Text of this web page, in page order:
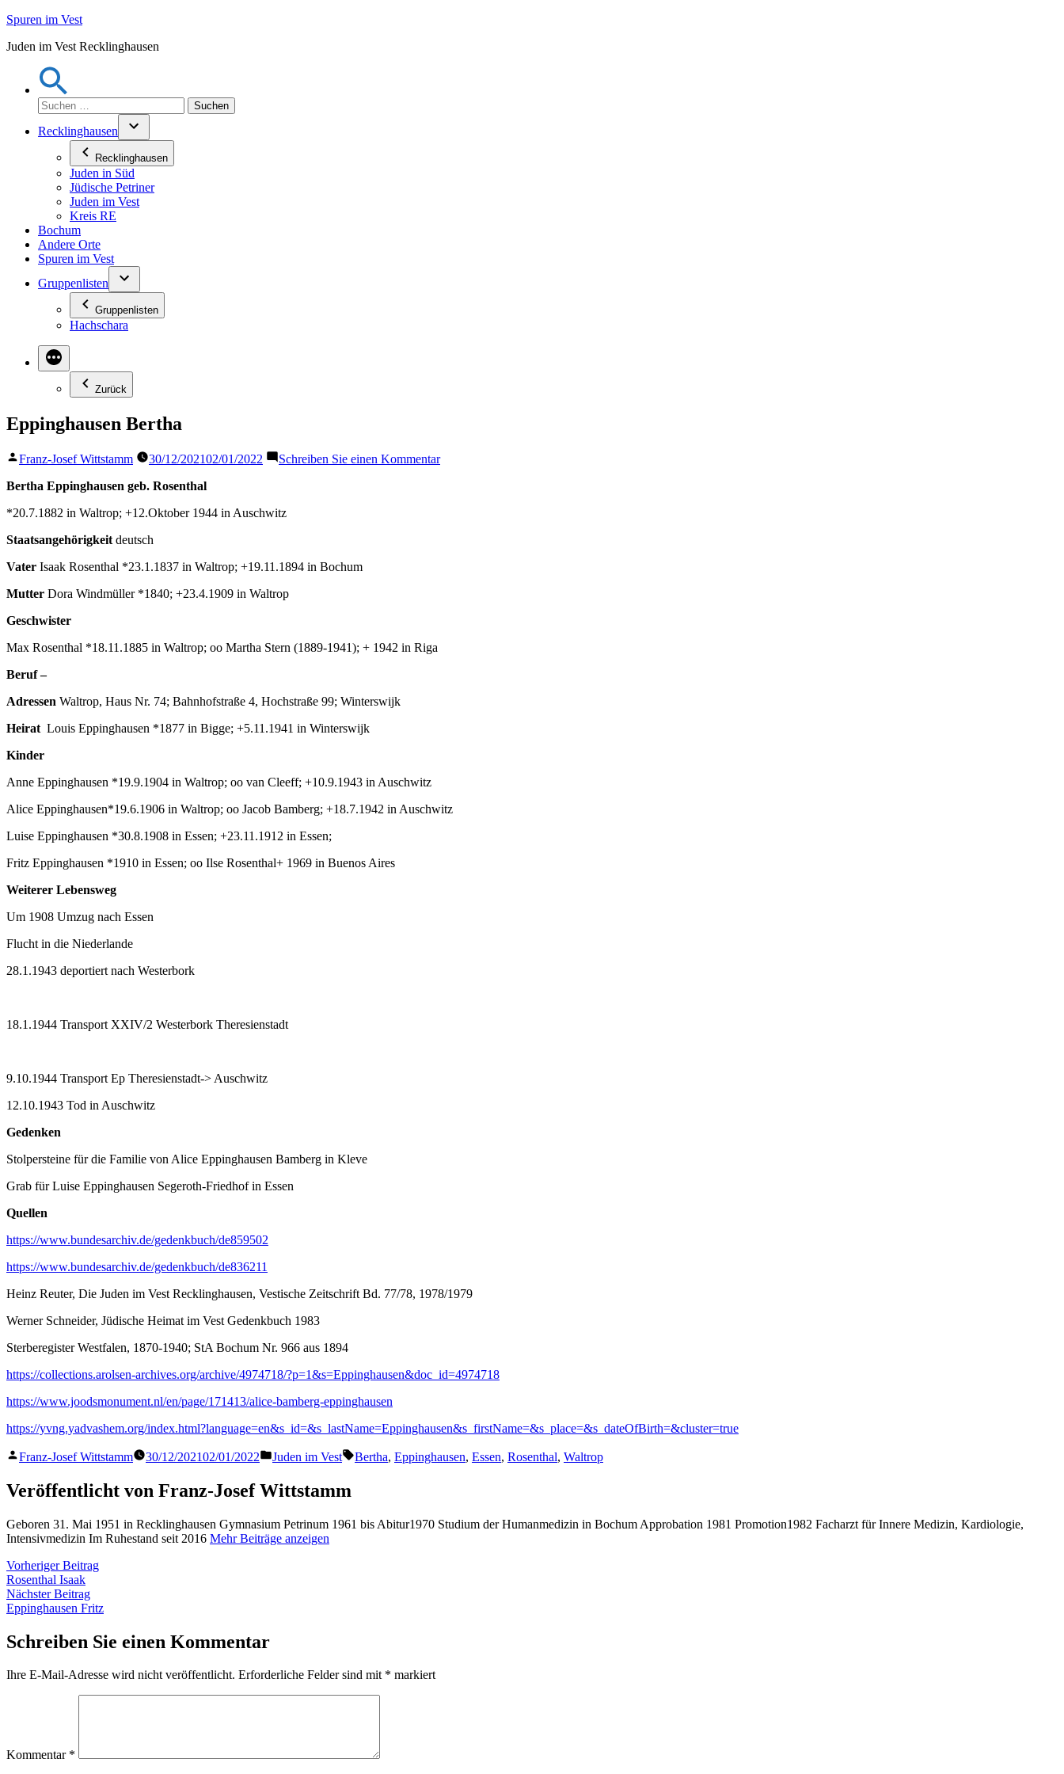
Zum
springen
Spuren im Vest
Juden im Vest Recklinghausen
Suchen
nach:
Recklinghausen
Recklinghausen
Juden in Süd
Jüdische Petriner
Juden im Vest
Kreis RE
Bochum
Andere Orte
Spuren im Vest
Gruppenlisten
Gruppenlisten
Hachschara
Zurück
Eppinghausen Bertha
Veröffentlicht
Franz-Josef Wittstamm 30/12/202102/01/2022 Schreiben Sie einen Kommentarzu
Bertha Eppinghausen geb. Rosenthal
*20.7.1882 in Waltrop; +12.Oktober 1944 in Auschwitz
Staatsangehörigkeit deutsch
Vater Isaak Rosenthal *23.1.1837 in Waltrop; +19.11.1894 in Bochum
Mutter Dora Windmüller *1840; +23.4.1909 in Waltrop
Geschwister
Max Rosenthal *18.11.1885 in Waltrop; oo Martha Stern (1889-1941); + 1942 in Riga
Beruf –
Adressen Waltrop, Haus Nr. 74; Bahnhofstraße 4, Hochstraße 99; Winterswijk
Heirat Louis Eppinghausen *1877 in Bigge; +5.11.1941 in Winterswijk
Kinder
Anne Eppinghausen *19.9.1904 in Waltrop; oo van Cleeff; +10.9.1943 in Auschwitz
Alice Eppinghausen*19.6.1906 in Waltrop; oo Jacob Bamberg; +18.7.1942 in Auschwitz
Luise Eppinghausen *30.8.1908 in Essen; +23.11.1912 in Essen;
Fritz Eppinghausen *1910 in Essen; oo Ilse Rosenthal+ 1969 in Buenos Aires
Weiterer Lebensweg
Um 1908 Umzug nach Essen
Flucht in die Niederlande
28.1.1943 deportiert nach Westerbork
18.1.1944 Transport XXIV/2 Westerbork Theresienstadt
9.10.1944 Transport Ep Theresienstadt-> Auschwitz
12.10.1943 Tod in Auschwitz
Gedenken
Stolpersteine für die Familie von Alice Eppinghausen Bamberg in Kleve
Grab für Luise Eppinghausen Segeroth-Friedhof in Essen
Quellen
https://www.bundesarchiv.de/gedenkbuch/de859502
https://www.bundesarchiv.de/gedenkbuch/de836211
Heinz Reuter, Die Juden im Vest Recklinghausen, Vestische Zeitschrift Bd. 77/78, 1978/1979
Werner Schneider, Jüdische Heimat im Vest Gedenkbuch 1983
Sterberegister Westfalen, 1870-1940; StA Bochum Nr. 966 aus 1894
https://collections.arolsen-archives.org/archive/4974718/?p=1&s=Eppinghausen&doc_id=4974718
https://www.joodsmonument.nl/en/page/171413/alice-bamberg-eppinghausen
https://yvng.yadvashem.org/index.html?language=en&s_id=&s_lastName=Eppinghausen&s_firstName=&s_place=&s_dateOfBirth=&cluster=true
Veröffentlicht
Franz-Josef Wittstamm 30/12/202102/01/2022
Veröffentlicht
Juden im Vest Schlagwörter:
Bertha, Eppinghausen, Essen, Rosenthal, Waltrop
Veröffentlicht von Franz-Josef Wittstamm
Geboren 31. Mai 1951 in Recklinghausen Gymnasium Petrinum 1961 bis Abitur1970 Studium der Humanmedizin in Bochum Approbation 1981 Promotion1982 Facharzt für Innere Medizin, Kardiologie,
Intensivmedizin Im Ruhestand seit 2016 Mehr Beiträge anzeigen
Beitragsnavigation
Vorheriger BeitragVorheriger
Rosenthal Isaak
Nächster BeitragNächster
Beitrag:
Eppinghausen Fritz
Schreiben Sie einen Kommentar
Ihre E-Mail-Adresse wird nicht veröffentlicht. Erforderliche Felder sind mit * markiert
Kommentar *